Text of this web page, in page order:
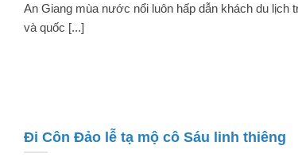
An Giang mùa nước nổi luôn hấp dẫn khách du lịch
và quốc [...]
Đi Côn Đảo lễ tạ mộ cô Sáu linh thiêng